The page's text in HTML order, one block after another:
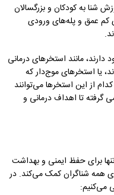
شنا به کودکان و بزرگسالان
عمق و پله‌های ورودی
دارند، مانند استخرهای درمانی
یا استخرهای موج‌دار که
از این استخرها می‌توانند
گرفته تا اهداف درمانی و
برای حفظ ایمنی و بهداشت
همه شناگران کمک می‌کند. در
می‌کنیم: